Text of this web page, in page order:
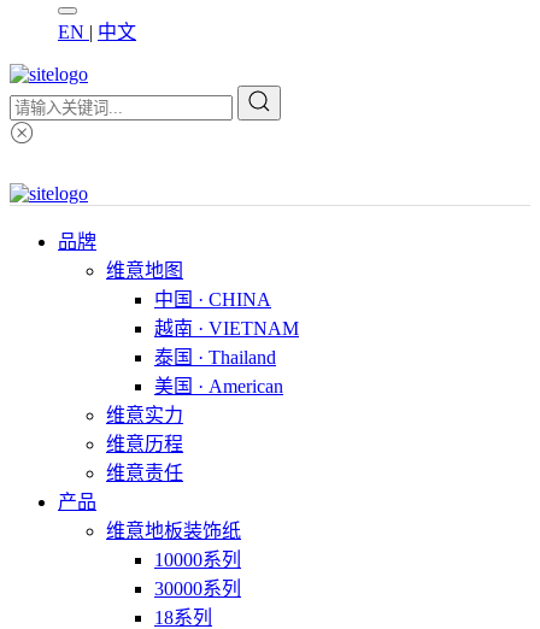
EN | 中文
品牌
维意地图
中国 · CHINA
越南 · VIETNAM
泰国 · Thailand
美国 · American
维意实力
维意历程
维意责任
产品
维意地板装饰纸
10000系列
30000系列
18系列